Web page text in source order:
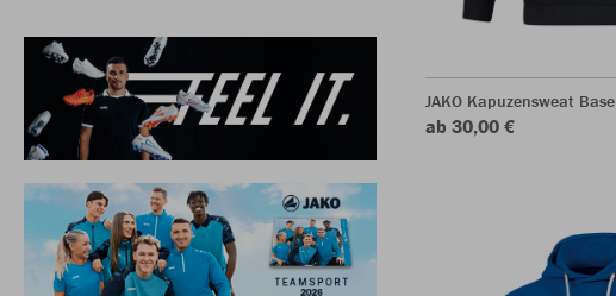
JAKO Kapuzensweat Base
ab 30,00 €